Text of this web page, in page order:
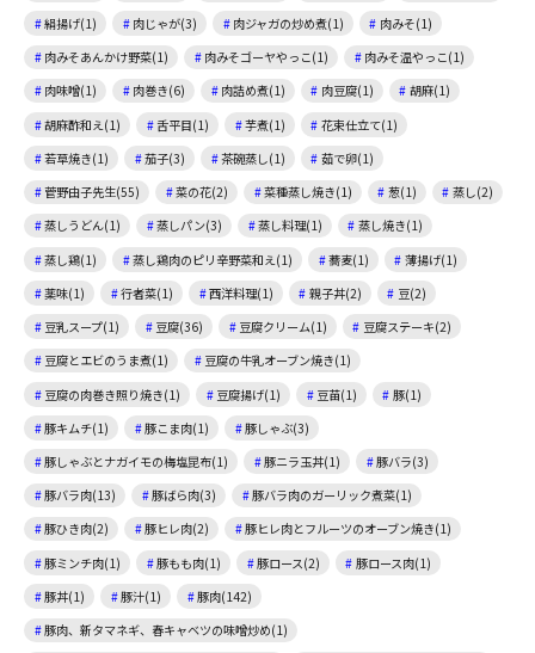
絹揚げ(1)
肉じゃが(3) 肉ジャガの炒め煮(1)
肉みそ(1)
肉みそあんかけ野菜(1)
肉みそゴーヤやっこ(1)
肉みそ温やっこ(1)
肉味噌(1)
肉巻き(6) 肉詰め煮(1) 肉豆腐(1)
胡麻(1)
胡麻酢和え(1)
舌平目(1) 芋煮(1)
花束仕立て(1)
若草焼き(1)
茄子(3) 茶碗蒸し(1)
茹で卵(1)
菅野由子先生(55)
菜の花(2) 菜種蒸し焼き(1) 葱(1)
蒸し(2)
蒸しうどん(1)
蒸しパン(3) 蒸し料理(1)
蒸し焼き(1)
蒸し鶏(1)
蒸し鶏肉のピリ辛野菜和え(1) 蕎麦(1)
薄揚げ(1)
薬味(1)
行者菜(1) 西洋料理(1) 親子丼(2)
豆(2)
豆乳スープ(1)
豆腐(36) 豆腐クリーム(1)
豆腐ステーキ(2)
豆腐とエビのうま煮(1)
豆腐の牛乳オーブン焼き(1)
豆腐の肉巻き照り焼き(1)
豆腐揚げ(1) 豆苗(1)
豚(1)
豚キムチ(1)
豚こま肉(1)
豚しゃぶ(3)
豚しゃぶとナガイモの梅塩昆布(1)
豚ニラ玉丼(1)
豚バラ(3)
豚バラ肉(13)
豚ばら肉(3)
豚バラ肉のガーリック煮菜(1)
豚ひき肉(2)
豚ヒレ肉(2)
豚ヒレ肉とフルーツのオーブン焼き(1)
豚ミンチ肉(1)
豚もも肉(1) 豚ロース(2)
豚ロース肉(1)
豚丼(1)
豚汁(1)
豚肉(142)
豚肉、新タマネギ、春キャベツの味噌炒め(1)